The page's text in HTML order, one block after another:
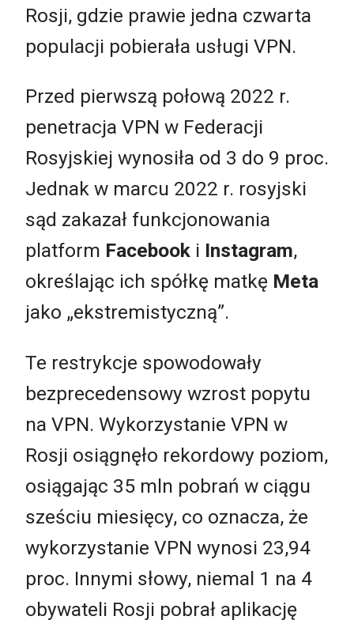
Rosji, gdzie prawie jedna czwarta
populacji pobierała usługi VPN.
Przed pierwszą połową 2022 r.
penetracja VPN w Federacji
Rosyjskiej wynosiła od 3 do 9 proc.
Jednak w marcu 2022 r. rosyjski
sąd zakazał funkcjonowania
platform Facebook i Instagram,
określając ich spółkę matkę Meta
jako „ekstremistyczną”.
Te restrykcje spowodowały
bezprecedensowy wzrost popytu
na VPN. Wykorzystanie VPN w
Rosji osiągnęło rekordowy poziom,
osiągając 35 mln pobrań w ciągu
sześciu miesięcy, co oznacza, że
wykorzystanie VPN wynosi 23,94
proc. Innymi słowy, niemal 1 na 4
obywateli Rosji pobrał aplikację